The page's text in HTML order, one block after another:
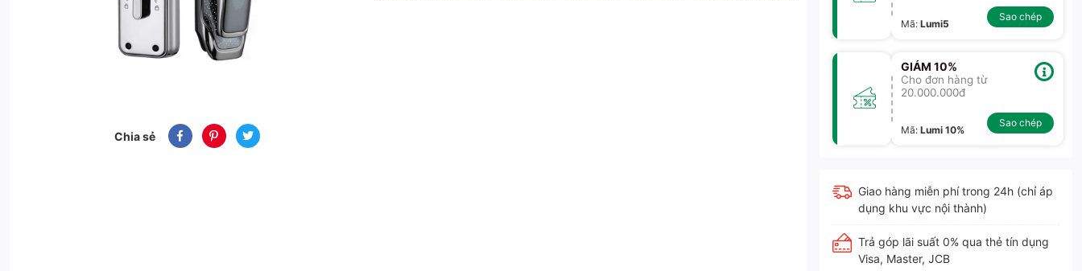
Chia sẻ
Mã:Lumi5
Sao chép
GIẢM 10%
Cho đơn hàng từ
20.000.000đ
Mã:Lumi 10%
Sao chép
Giao hàng miễn phí trong 24h (chỉ áp
dụng khu vực nội thành)
Trả góp lãi suất 0% qua thẻ tín dụng
Visa, Master, JCB